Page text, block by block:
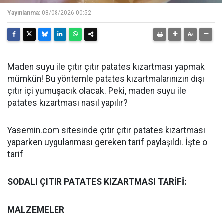
Yayınlanma: 08/08/2026 00:52
Maden suyu ile çıtır çıtır patates kızartması yapmak
mümkün! Bu yöntemle patates kızartmalarınızın dışı
çıtır içi yumuşacık olacak. Peki, maden suyu ile
patates kızartması nasıl yapılır?
Yasemin.com sitesinde çıtır çıtır patates kızartması
yaparken uygulanması gereken tarif paylaşıldı. İşte o
tarif
SODALI ÇITIR PATATES KIZARTMASI TARİFİ:
MALZEMELER